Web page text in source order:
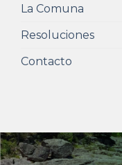
La Comuna
Resoluciones
Contacto